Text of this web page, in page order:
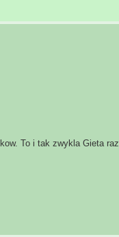
To i tak zwykla Gieta